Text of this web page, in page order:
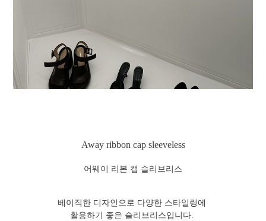
Away ribbon cap sleeveless
어웨이 리본 캡 슬리브리스
베이직한 디자인으로 다양한 스타일링에
활용하기 좋은 슬리브리스입니다.